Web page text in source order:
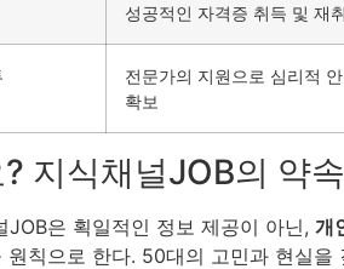
성공적인 자격증 취득 및 재
전문가의 지원으로 심리적
확보
지식채널JOB의 약속
JOB은 획일적인 정보 제공이 아닌, 개
원칙으로 한다. 50대의 고민과 현실을